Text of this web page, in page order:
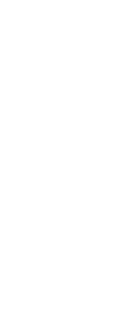
Ban Quản lý dự án Nâng cấp
Quý 4 và cả năm 2022